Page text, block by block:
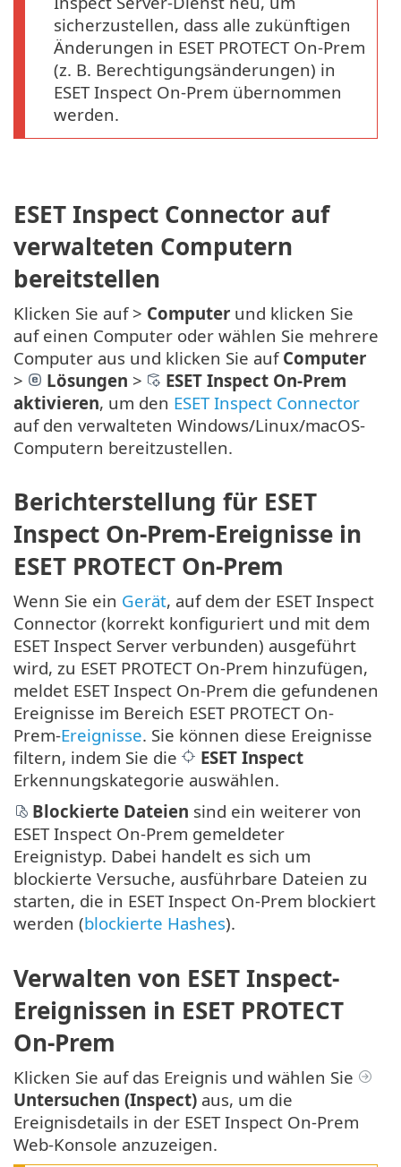
sicherzustellen, dass alle zukünftigen
Änderungen in ESET PROTECT On-Prem
(z. B. Berechtigungsänderungen) in
ESET Inspect On-Prem übernommen
werden.
ESET Inspect Connector auf
verwalteten Computern
bereitstellen
Klicken Sie auf > Computer und klicken Sie
auf einen Computer oder wählen Sie mehrere
Computer aus und klicken Sie auf Computer
>
Lösungen >
ESET Inspect On-Prem
aktivieren, um den ESET Inspect Connector
auf den verwalteten Windows/Linux/macOS-
Computern bereitzustellen.
Berichterstellung für ESET
Inspect On-Prem-Ereignisse in
ESET PROTECT On-Prem
Wenn Sie ein Gerät, auf dem der ESET Inspect
Connector (korrekt konfiguriert und mit dem
ESET Inspect Server verbunden) ausgeführt
wird, zu ESET PROTECT On-Prem hinzufügen,
meldet ESET Inspect On-Prem die gefundenen
Ereignisse im Bereich ESET PROTECT On-
Prem-Ereignisse. Sie können diese Ereignisse
filtern, indem Sie die
ESET Inspect
Erkennungskategorie auswählen.
Blockierte Dateien sind ein weiterer von
ESET Inspect On-Prem gemeldeter
Ereignistyp. Dabei handelt es sich um
blockierte Versuche, ausführbare Dateien zu
starten, die in ESET Inspect On-Prem blockiert
werden (blockierte Hashes).
Verwalten von ESET Inspect-
Ereignissen in ESET PROTECT
On-Prem
Klicken Sie auf das Ereignis und wählen Sie
Untersuchen (Inspect) aus, um die
Ereignisdetails in der ESET Inspect On-Prem
Web-Konsole anzuzeigen.